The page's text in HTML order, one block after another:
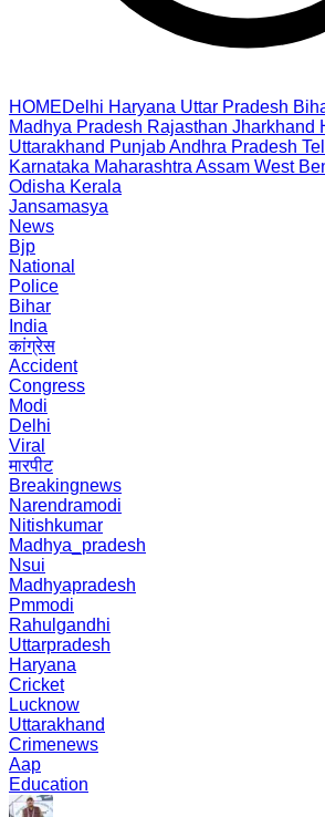
HOMEDelhi Haryana Uttar Pradesh
Madhya Pradesh Rajasthan Jharkhand
Uttarakhand PunjabAndhra Pradesh
Karnataka Maharashtra Assam West
Odisha Kerala
Jansamasya
News
Bjp
National
Police
Bihar
India
कांग्रेस
Accident
Congress
Modi
Delhi
Viral
मारपीट
Breakingnews
Narendramodi
Nitishkumar
Madhya_pradesh
Nsui
Madhyapradesh
Pmmodi
Rahulgandhi
Uttarpradesh
Haryana
Cricket
Lucknow
Uttarakhand
Crimenews
Aap
Education